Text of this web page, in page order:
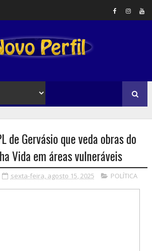
de Gervásio que veda obras do
Vida em áreas vulneráveis
sexta-feira, agosto 15, 2025 POLÍTICA